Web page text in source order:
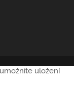
uložení